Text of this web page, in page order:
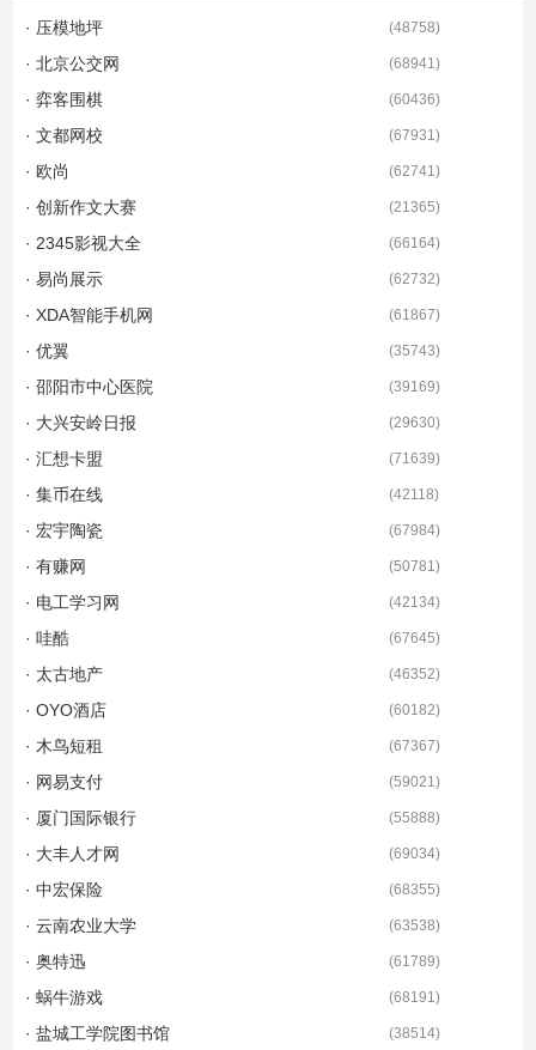
· 压模地坪 (48758)
· 北京公交网 (68941)
· 弈客围棋 (60436)
· 文都网校 (67931)
· 欧尚 (62741)
· 创新作文大赛 (21365)
· 2345影视大全 (66164)
· 易尚展示 (62732)
· XDA智能手机网 (61867)
· 优翼 (35743)
· 邵阳市中心医院 (39169)
· 大兴安岭日报 (29630)
· 汇想卡盟 (71639)
· 集币在线 (42118)
· 宏宇陶瓷 (67984)
· 有赚网 (50781)
· 电工学习网 (42134)
· 哇酷 (67645)
· 太古地产 (46352)
· OYO酒店 (60182)
· 木鸟短租 (67367)
· 网易支付 (59021)
· 厦门国际银行 (55888)
· 大丰人才网 (69034)
· 中宏保险 (68355)
· 云南农业大学 (63538)
· 奥特迅 (61789)
· 蜗牛游戏 (68191)
· 盐城工学院图书馆 (38514)